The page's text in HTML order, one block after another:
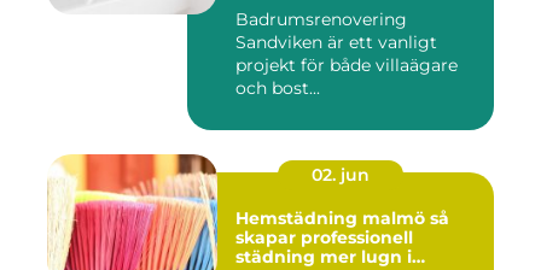
Badrumsrenovering
Sandviken är ett vanligt
projekt för både villaägare
och bost...
02. jun
Hemstädning malmö så
skapar professionell
städning mer lugn i